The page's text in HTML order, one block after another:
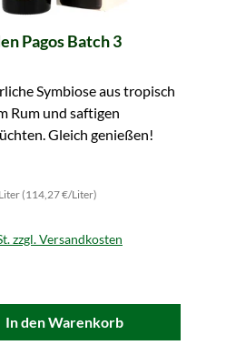
Pagos Batch 3
Symbiose aus tropisch
Rum und saftigen
Gleich genießen!
(114,27 €/Liter)
zzgl. Versandkosten
In den Warenkorb